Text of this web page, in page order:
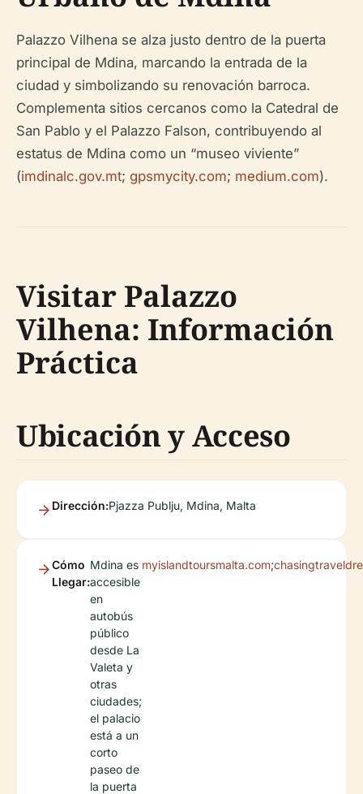
Palazzo Vilhena se alza justo dentro de la puerta
principal de Mdina, marcando la entrada de la
ciudad y simbolizando su renovación barroca.
Complementa sitios cercanos como la Catedral de
San Pablo y el Palazzo Falson, contribuyendo al
estatus de Mdina como un “museo viviente”
(imdinalc.gov.mt; gpsmycity.com; medium.com).
Visitar Palazzo
Vilhena: Información
Práctica
Ubicación y Acceso
Dirección:Pjazza Publju, Mdina, Malta
Cómo
Llegar:
Mdina es
accesible
en
autobús
público
desde La
Valeta y
otras
ciudades;
el palacio
está a un
corto
paseo de
la puerta
myislandtoursmalta.com;